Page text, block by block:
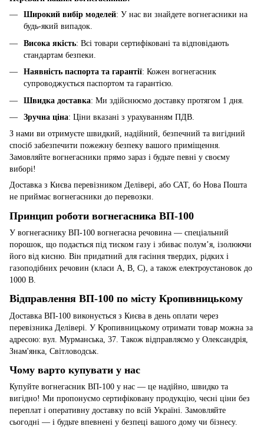
Широкий вибір моделей: У нас ви знайдете вогнегасники на
будь-який випадок.
Висока якість: Всі товари сертифіковані та відповідають
стандартам безпеки.
Наявність паспорта та гарантії: Кожен вогнегасник
супроводжується паспортом та гарантією.
Швидка доставка: Ми здійснюємо доставку протягом 1 дня.
Зручна ціна: Ціни вказані з урахуванням ПДВ.
З нами ви отримуєте швидкий, надійний, безпечний та вигідний
спосіб забезпечити пожежну безпеку вашого приміщення.
Замовляйте вогнегасники прямо зараз і будьте певні у своєму
виборі!
Доставка з Києва перевізником Делівері, або САТ, бо Нова Пошта
не приймає вогнегасники до перевозки.
Принцип роботи вогнегасника ВП-100
У вогнегаснику ВП-100 вогнегасна речовина — спеціальний
порошок, що подається під тиском газу і збиває полум’я, ізолюючи
його від кисню. Він придатний для гасіння твердих, рідких і
газоподібних речовин (класи A, B, C), а також електроустановок до
1000 В.
Відправлення ВП-100 по місту Кропивницькому
Доставка ВП-100 виконується з Києва в день оплати через
перевізника Делівері. У Кропивницькому отримати товар можна за
адресою: вул. Мурманська, 37. Також відправляємо у Олександрія,
Знам'янка, Світловодськ.
Чому варто купувати у нас
Купуйте вогнегасник ВП-100 у нас — це надійно, швидко та
вигідно! Ми пропонуємо сертифіковану продукцію, чесні ціни без
переплат і оперативну доставку по всій Україні. Замовляйте
сьогодні — і будьте впевнені у безпеці вашого дому чи бізнесу.